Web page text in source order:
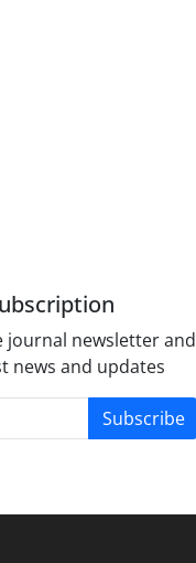
journal newsletter and
news and updates
Subscribe